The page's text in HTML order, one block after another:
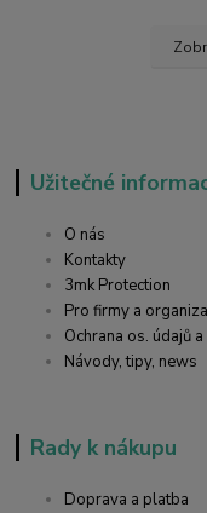
Užitečné
O nás
Kontakty
3mk Protection
Pro firmy a
Ochrana os. údajů
Návody, tipy, news
Rady k nákupu
Doprava a platba